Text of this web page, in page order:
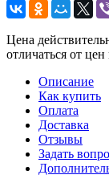
Цена
отличаться от
Описание
Как купить
Оплата
Доставка
Отзывы
Задать